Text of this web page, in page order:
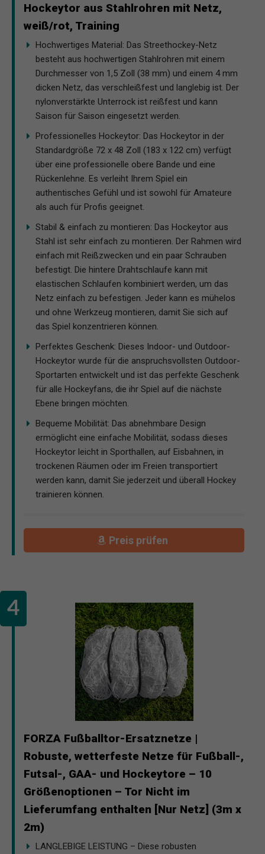
Hockeytor aus Stahlrohren mit Netz,
weiß/rot, Training
Hochwertiges Material: Das Streethockey-Netz
besteht aus hochwertigen Stahlrohren mit einem
Durchmesser von 1,5 Zoll (38 mm) und einem 4 mm
dicken Netz, das verschleißfest und langlebig ist. Der
nylonverstärkte Unterrock ist reißfest und kann
Saison für Saison eingesetzt werden.
Professionelles Hockeytor: Das Hockeytor in der
Standardgröße 72 x 48 Zoll (183 x 122 cm) verfügt
über eine professionelle obere Bande und eine
Rückenlehne. Es verleiht Ihrem Spiel ein
authentisches Gefühl und ist sowohl für Amateure
als auch für Profis geeignet.
Stabil & einfach zu montieren: Das Hockeytor aus
Stahl ist sehr einfach zu montieren. Der Rahmen wird
einfach mit Reißzwecken und ein paar Schrauben
befestigt. Die hintere Drahtschlaufe kann mit
elastischen Schlaufen kombiniert werden, um das
Netz einfach zu befestigen. Jeder kann es mühelos
und ohne Werkzeug montieren, damit Sie sich auf
das Spiel konzentrieren können.
Perfektes Geschenk: Dieses Indoor- und Outdoor-
Hockeytor wurde für die anspruchsvollsten Outdoor-
Sportarten entwickelt und ist das perfekte Geschenk
für alle Hockeyfans, die ihr Spiel auf die nächste
Ebene bringen möchten.
Bequeme Mobilität: Das abnehmbare Design
ermöglicht eine einfache Mobilität, sodass dieses
Hockeytor leicht in Sporthallen, auf Eisbahnen, in
trockenen Räumen oder im Freien transportiert
werden kann, damit Sie jederzeit und überall Hockey
trainieren können.
Preis prüfen
FORZA Fußballtor-Ersatznetze |
Robuste, wetterfeste Netze für Fußball-,
Futsal-, GAA- und Hockeytore – 10
Größenoptionen – Tor Nicht im
Lieferumfang enthalten [Nur Netz] (3m x
2m)
LANGLEBIGE LEISTUNG – Diese robusten